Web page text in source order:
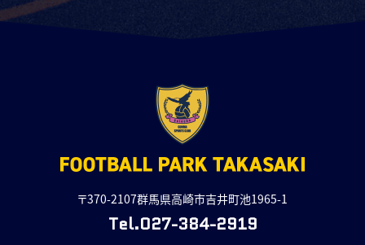
〒370-2107群馬県高崎市吉井町池1965-1
Tel.027-384-2919